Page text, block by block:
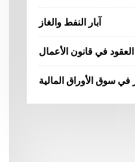
آبار النفط والغاز
العقود في قانون الأعمال
في سوق الأوراق المالية